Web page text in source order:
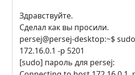
Здравствуйте.
Сделал как вы просили.
persej@persej-desktop:~$
172.16.0.1 -p 5201
[sudo] пароль для persej: